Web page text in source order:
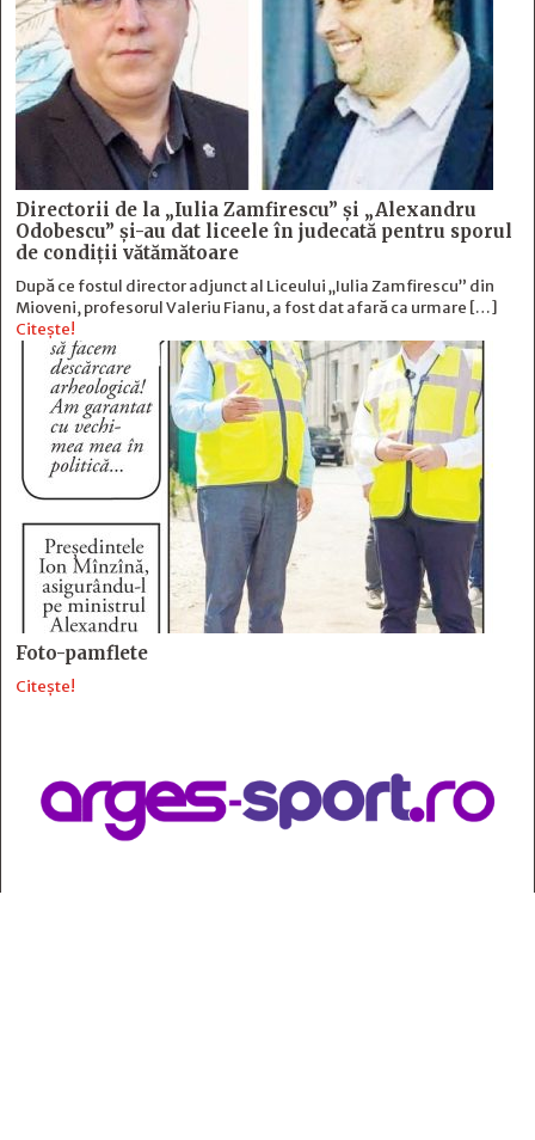
Directorii de la „Iulia Zamfirescu” și „Alexandru
Odobescu” și-au dat liceele în judecată pentru sporul
de condiții vătămătoare
După ce fostul director adjunct al Liceului „Iulia Zamfirescu” din
Mioveni, profesorul Valeriu Fianu, a fost dat afară ca urmare […]
Citește!
Foto-pamflete
Citește!